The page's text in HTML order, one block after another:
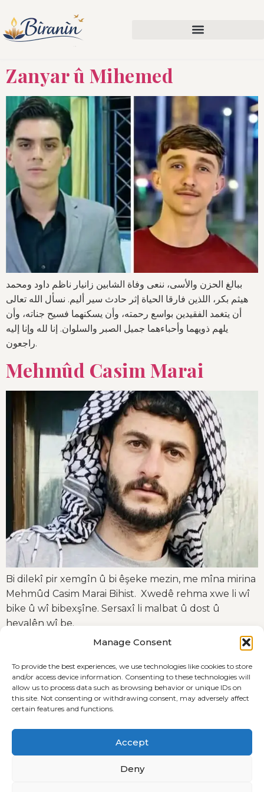
Manage Consent
To provide the best experiences, we use technologies like cookies to store
and/or access device information. Consenting to these technologies will
allow us to process data such as browsing behavior or unique IDs on
this site. Not consenting or withdrawing consent, may adversely affect
certain features and functions.
Accept
Deny
Zanyar û Mihemed
ببالغ الحزن والأسى، ننعى وفاة الشابين زانيار ناظم داود ومحمد
هيثم بكر، اللذين فارقا الحياة إثر حادث سير أليم. نسأل الله تعالى
أن يتغمد الفقيدين بواسع رحمته، وأن يسكنهما فسيح جناته، وأن
يلهم ذويهما وأحباءهما جميل الصبر والسلوان. إنا لله وإنا إليه
راجعون.
Mehmûd Casim Marai
Bi dilekî pir xemgîn û bi êşeke mezin, me mîna mirina
Mehmûd Casim Marai Bihist. Xwedê rehma xwe li wî
bike û wî bibexşîne. Sersaxî li malbat û dost û
hevalên wî be.
Terms and Conditions Cookie Policy (EU)
Privacyverklaring